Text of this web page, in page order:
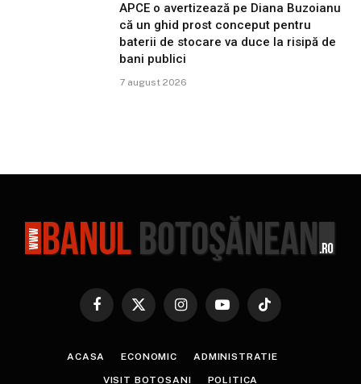
APCE o avertizează pe Diana Buzoianu
că un ghid prost conceput pentru
baterii de stocare va duce la risipă de
bani publici
7 august 2026
Facebook
X
InstagramYouTubeTikTok
ACASA ECONOMIC ADMINISTRATIE
VISIT BOTOSANI POLITICA